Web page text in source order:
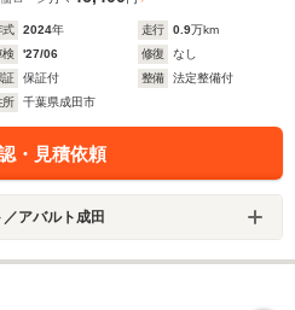
式 2024年 走行 0.9万km
検
'27/06 修復
なし
証
保証付 整備
法定整備付
所
千葉県成田市
・見積依頼
アバルト成田